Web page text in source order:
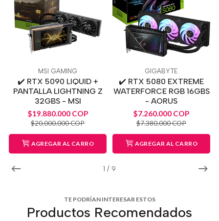
1 / 9
MSI GAMING
✔️ RTX 5090 LIQUID +
PANTALLA LIGHTNING Z
32GBS - MSI
$19.880.000 COP
$20.000.000 COP
AGREGAR AL CARRO
GIGABYTE
✔️ RTX 5080 EXTREME
WATERFORCE RGB 16GBS
- AORUS
$7.260.000 COP
$7.380.000 COP
AGREGAR AL CARRO
TE PODRÍAN INTERESAR ESTOS
Productos Recomendados